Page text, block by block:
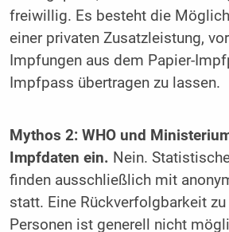
freiwillig. Es besteht die
einer privaten Zusatzleistung,
Impfungen aus dem Papier-
Impfpass übertragen zu lassen.
Mythos 2: WHO und
Impfdaten ein. Nein.
finden ausschließlich mit
statt. Eine Rückverfolgbarkeit zu
Personen ist generell nicht